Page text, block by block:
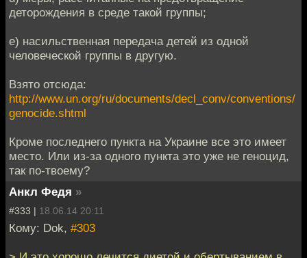
деторождения в среде такой группы;
e) насильственная передача детей из одной
человеческой группы в другую.
Взято отсюда:
http://www.un.org/ru/documents/decl_conv/conventions/
genocide.shtml
Кроме последнего пункта на Украине все это имеет
место. Или из-за одного пункта это уже не геноцид,
так по-твоему?
Анкл Федя »
#333 | 18.06.14 20:11
Кому: Dok, #303